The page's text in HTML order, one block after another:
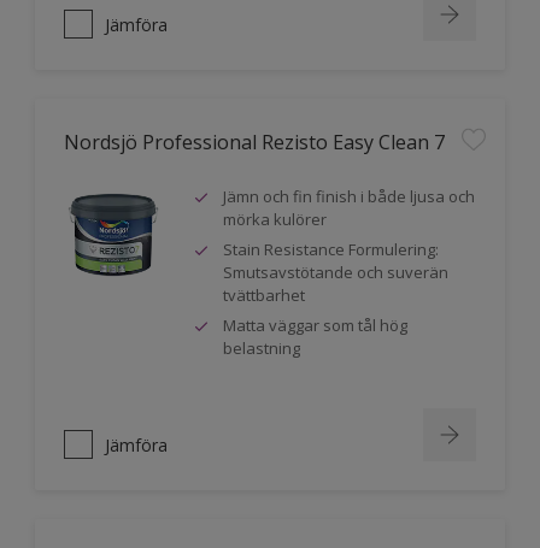
Jämföra
Nordsjö Professional Rezisto Easy Clean 7
Jämn och fin finish i både ljusa och
mörka kulörer
Stain Resistance Formulering:
Smutsavstötande och suverän
tvättbarhet
Matta väggar som tål hög
belastning
Jämföra